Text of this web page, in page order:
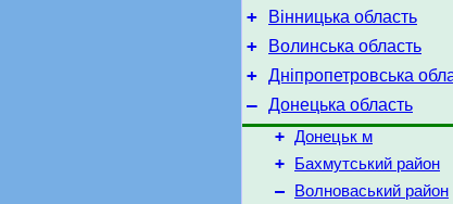
+ Вінницька область
+ Волинська область
+ Дніпропетровська
– Донецька область
+ Донецьк м
+ Бахмутський район
– Волноваський район